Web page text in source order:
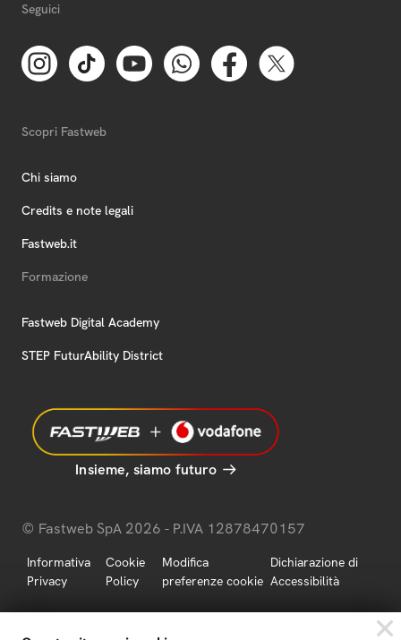
Seguici
Scopri Fastweb
Chi siamo
Credits e note legali
Fastweb.it
Formazione
Fastweb Digital Academy
STEP FuturAbility District
Insieme, siamo futuro
© Fastweb SpA 2026 - P.IVA 12878470157
Informativa
Privacy
Cookie
Policy
Modifica
preferenze cookie
Dichiarazione di
Accessibilità